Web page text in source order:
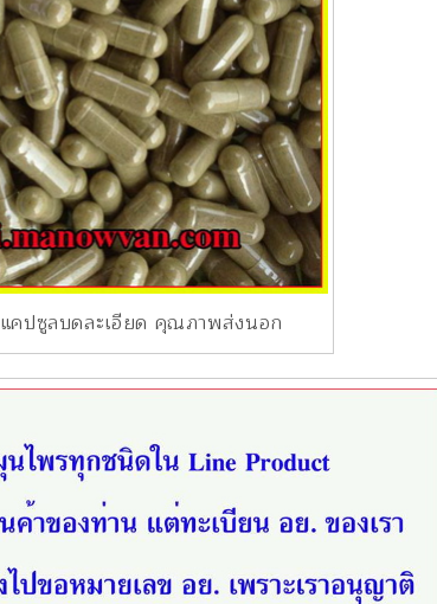
แคปซูลบดละเอียด คุณภาพส่งนอก